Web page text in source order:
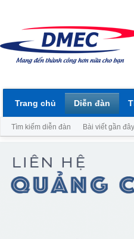
Trang chủ Diễn đàn
Tìm kiếm diễn đàn Bài viết gần đây